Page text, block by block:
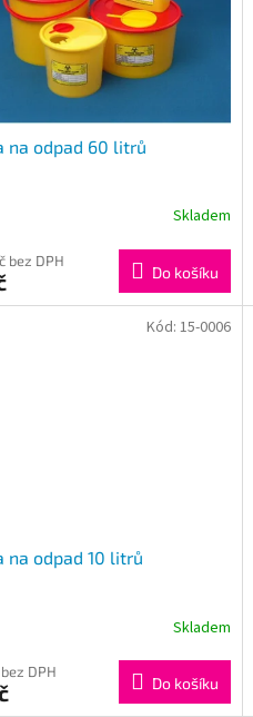
na odpad 60 litrů
Skladem
bez DPH
Do košíku
na odpad 10 litrů
Skladem
DPH
Do košíku
Kód: 15-0006